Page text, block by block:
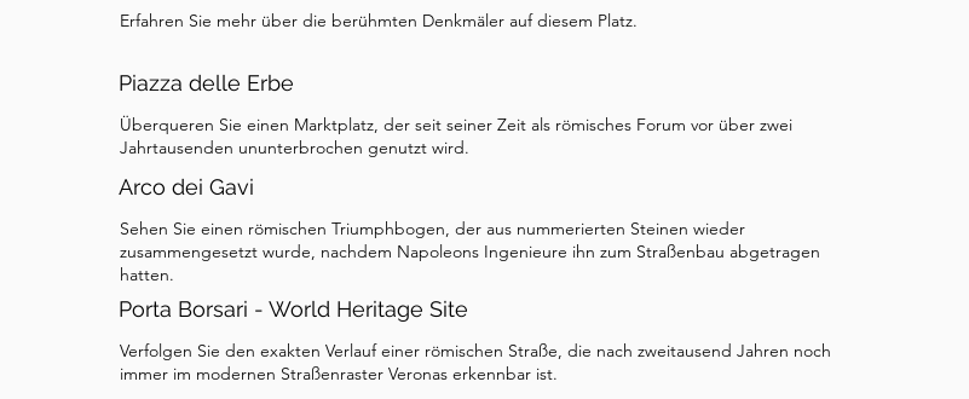
Erfahren Sie mehr über die berühmten Denkmäler auf diesem Platz.
Piazza delle Erbe
Überqueren Sie einen Marktplatz, der seit seiner Zeit als römisches Forum vor über zwei
Jahrtausenden ununterbrochen genutzt wird.
Arco dei Gavi
Sehen Sie einen römischen Triumphbogen, der aus nummerierten Steinen wieder
zusammengesetzt wurde, nachdem Napoleons Ingenieure ihn zum Straßenbau abgetragen
hatten.
Porta Borsari - World Heritage Site
Verfolgen Sie den exakten Verlauf einer römischen Straße, die nach zweitausend Jahren noch
immer im modernen Straßenraster Veronas erkennbar ist.